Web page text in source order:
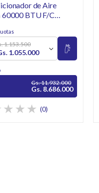
de Aire
60000 BTU F/C
1.153.500
1.055.000
Gs. 11.932.000
Gs. 8.686.000
(0)